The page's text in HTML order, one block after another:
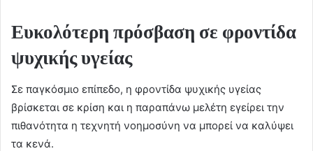
Ευκολότερη πρόσβαση σε φροντίδα
ψυχικής υγείας
Σε παγκόσμιο επίπεδο, η φροντίδα ψυχικής υγείας
βρίσκεται σε κρίση και η παραπάνω μελέτη εγείρει την
πιθανότητα η τεχνητή νοημοσύνη να μπορεί να καλύψει
τα κενά.